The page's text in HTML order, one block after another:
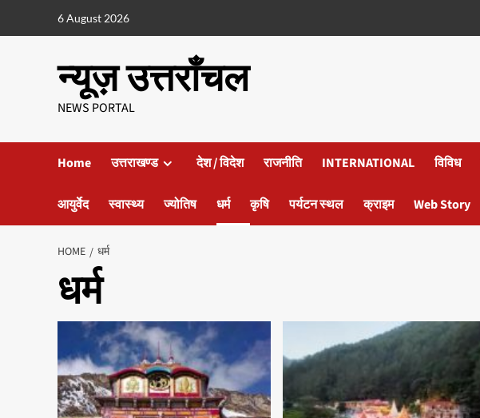
6 August 2026
न्यूज़ उत्तराँचल
NEWS PORTAL
Home उत्तराखण्ड देश / विदेश राजनीति INTERNATIONAL विविध
आयुर्वेद स्वास्थ्य ज्योतिष धर्म कृषि पर्यटन स्थल क्राइम Web Story
HOME धर्म
धर्म